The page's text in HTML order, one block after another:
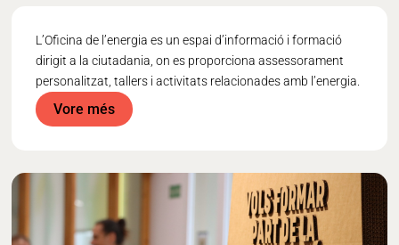
L’Oficina de l’energia es un espai d’informació i formació
dirigit a la ciutadania, on es proporciona assessorament
personalitzat, tallers i activitats relacionades amb l’energia.
Vore més